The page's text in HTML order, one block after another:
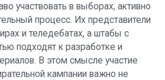
участвовать в выборах, активно
процесс. Их представители
и теледебатах, а штабы с
подходят к разработке и
В этом смысле участие
кампании важно не